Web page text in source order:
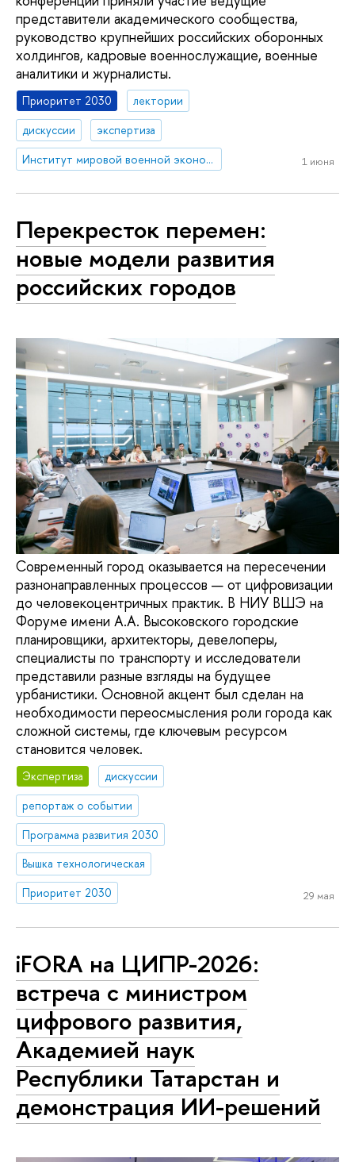
представители академического сообщества,
руководство крупнейших российских оборонных
холдингов, кадровые военнослужащие, военные
аналитики и журналисты.
Приоритет 2030
лектории
дискуссии
экспертиза
Институт мировой военной экономики и стратегии
1 июня
Перекресток перемен:
новые модели развития
российских городов
Современный город оказывается на пересечении
разнонаправленных процессов — от цифровизации
до человекоцентричных практик. В НИУ ВШЭ на
Форуме имени А.А. Высоковского городские
планировщики, архитекторы, девелоперы,
специалисты по транспорту и исследователи
представили разные взгляды на будущее
урбанистики. Основной акцент был сделан на
необходимости переосмысления роли города как
сложной системы, где ключевым ресурсом
становится человек.
Экспертиза
дискуссии
репортаж о событии
Программа развития 2030
Вышка технологическая
Приоритет 2030
29 мая
iFORA на ЦИПР-2026:
встреча с министром
цифрового развития,
Академией наук
Республики Татарстан и
демонстрация ИИ-решений